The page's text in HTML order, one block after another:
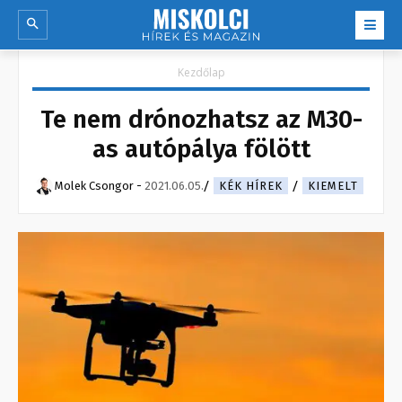
Kezdőlap
Te nem drónozhatsz az M30-
as autópálya fölött
Molek Csongor - 2021.06.05. KÉK HÍREK KIEMELT